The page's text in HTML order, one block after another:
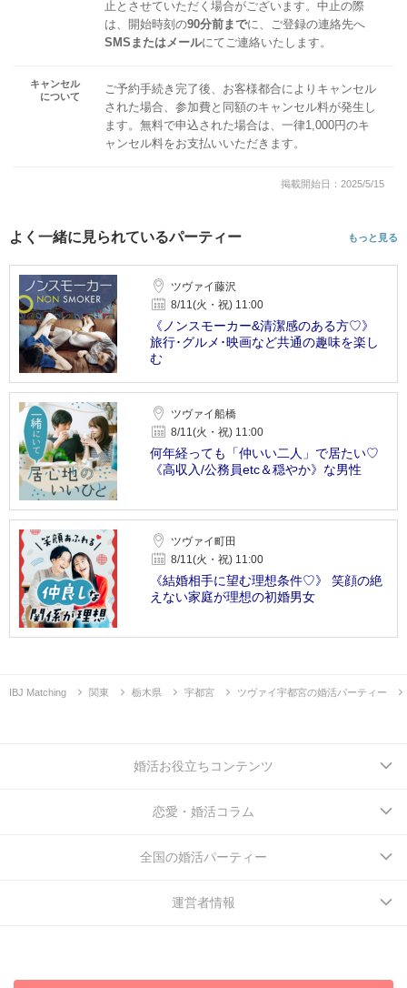
止とさせていただく場合がございます。中止の際
は、開始時刻の90分前までに、ご登録の連絡先へ
SMSまたはメールにてご連絡いたします。
キャンセル
について
ご予約手続き完了後、お客様都合によりキャンセル
された場合、参加費と同額のキャンセル料が発生し
ます。無料で申込された場合は、一律1,000円のキ
ャンセル料をお支払いいただきます。
掲載開始日：2025/5/15
よく一緒に見られているパーティー もっと見る
ツヴァイ藤沢
8/11(火・祝) 11:00
《ノンスモーカー&清潔感のある方♡》
旅行･グルメ･映画など共通の趣味を楽し
む
ツヴァイ船橋
8/11(火・祝) 11:00
何年経っても「仲いい二人」で居たい♡
《高収入/公務員etc＆穏やか》な男性
ツヴァイ町田
8/11(火・祝) 11:00
《結婚相手に望む理想条件♡》 笑顔の絶
えない家庭が理想の初婚男女
IBJ Matching 関東 栃木県 宇都宮 ツヴァイ宇都宮の婚活パーティー
婚活お役立ちコンテンツ
恋愛・婚活コラム
全国の婚活パーティー
運営者情報